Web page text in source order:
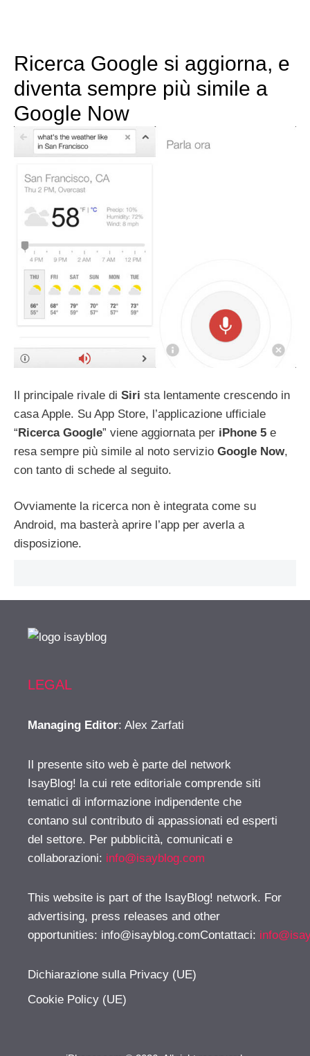
Ricerca Google si aggiorna, e
diventa sempre più simile a
Google Now
Il principale rivale di Siri sta lentamente crescendo in
casa Apple. Su App Store, l’applicazione ufficiale
“Ricerca Google” viene aggiornata per iPhone 5 e
resa sempre più simile al noto servizio Google Now,
con tanto di schede al seguito.
Ovviamente la ricerca non è integrata come su
Android, ma basterà aprire l’app per averla a
disposizione.
LEGAL
Managing Editor: Alex Zarfati
Il presente sito web è parte del network
IsayBlog! la cui rete editoriale comprende siti
tematici di informazione indipendente che
contano sul contributo di appassionati ed esperti
del settore. Per pubblicità, comunicati e
collaborazioni: info@isayblog.com
This website is part of the IsayBlog! network. For
advertising, press releases and other
opportunities: info@isayblog.comContattaci:
Dichiarazione sulla Privacy (UE)
Cookie Policy (UE)